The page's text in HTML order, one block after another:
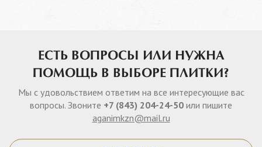
ЕСТЬ ВОПРОСЫ ИЛИ НУЖНА
ПОМОЩЬ В ВЫБОРЕ ПЛИТКИ?
Мы с удовольствием ответим на все интересующие вас
вопросы. Звоните +7 (843) 204-24-50 или пишите
aganimkzn@mail.ru